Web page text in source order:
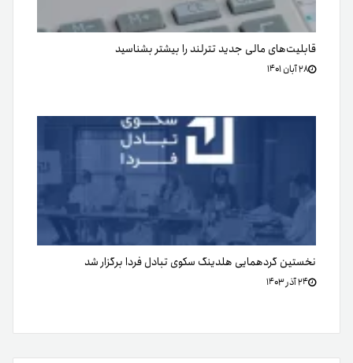
قابلیت‌های مالی جدید تترلند را بیشتر بشناسید
۲۸ آبان ۱۴۰۱
نخستین گردهمایی هلدینگ سکوی تبادل فردا برگزار شد
۲۴ آذر ۱۴۰۳